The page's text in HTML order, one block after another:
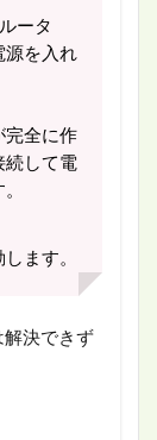
ータ
源を入れ
完全に作
続して電
ます。
解決できず